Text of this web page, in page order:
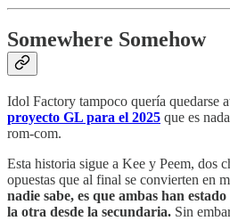
Somewhere Somehow
Idol Factory tampoco quería quedarse
proyecto GL para el 2025 que es
rom-com.
Esta historia sigue a Kee y Peem, dos
opuestas que al final se convierten en
nadie sabe, es que ambas han
la otra desde la secundaria. Sin